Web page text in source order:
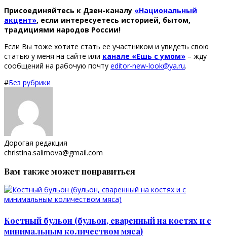
Присоединяйтесь к Дзен-каналу «Национальный
акцент», если интересуетесь историей, бытом,
традициями народов России!
Если Вы тоже хотите стать ее участником и увидеть свою
статью у меня на сайте или канале «Ешь с умом» – жду
сообщений на рабочую почту editor-new-look@ya.ru.
#Без рубрики
Дорогая редакция
christina.salimova@gmail.com
Вам также может понравиться
Костный бульон (бульон, сваренный на костях и с
минимальным количеством мяса)